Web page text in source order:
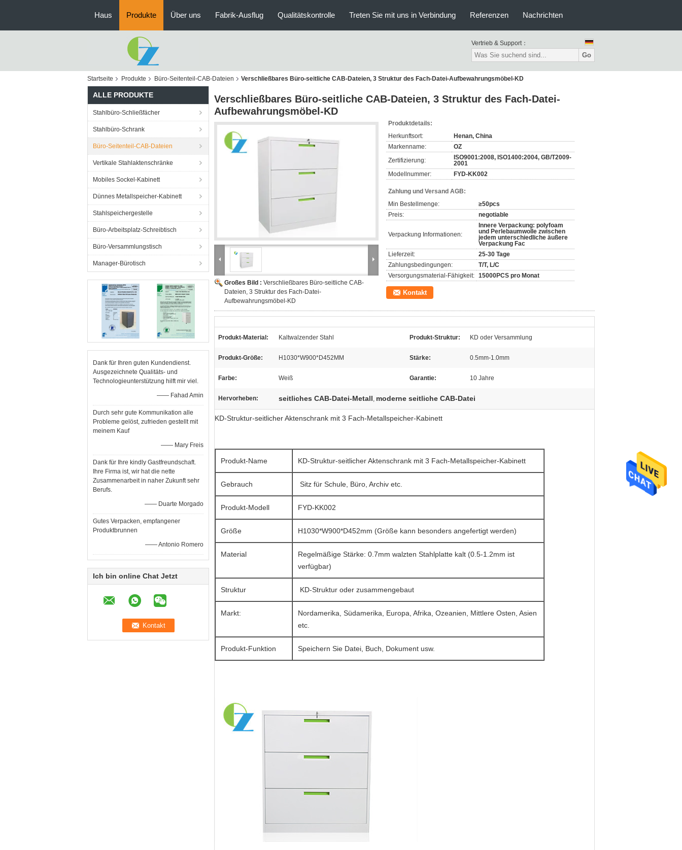
Haus Produkte Über uns Fabrik-Ausflug Qualitätskontrolle Treten Sie mit uns in Verbindung Referenzen Nachrichten
Vertrieb & Support：
Go
Startseite Produkte Büro-Seitenteil-CAB-Dateien Verschließbares Büro-seitliche CAB-Dateien, 3 Struktur des Fach-Datei-Aufbewahrungsmöbel-KD
ALLE PRODUKTE
Stahlbüro-Schließfächer
Stahlbüro-Schrank
Büro-Seitenteil-CAB-Dateien
Vertikale Stahlaktenschränke
Mobiles Sockel-Kabinett
Dünnes Metallspeicher-Kabinett
Stahlspeichergestelle
Büro-Arbeitsplatz-Schreibtisch
Büro-Versammlungstisch
Manager-Bürotisch
Dank für Ihren guten Kundendienst.
Ausgezeichnete Qualitäts- und
Technologieunterstützung hilft mir viel.
—— Fahad Amin
Durch sehr gute Kommunikation alle
Probleme gelöst, zufrieden gestellt mit
meinem Kauf
—— Mary Freis
Dank für Ihre kindly Gastfreundschaft.
Ihre Firma ist, wir hat die nette
Zusammenarbeit in naher Zukunft sehr
Berufs.
—— Duarte Morgado
Gutes Verpacken, empfangener
Produktbrunnen
—— Antonio Romero
Ich bin online Chat Jetzt
Verschließbares Büro-seitliche CAB-Dateien, 3 Struktur des Fach-Datei-
Aufbewahrungsmöbel-KD
Großes Bild : Verschließbares Büro-seitliche CAB-
Dateien, 3 Struktur des Fach-Datei-
Aufbewahrungsmöbel-KD
Produktdetails:
Herkunftsort:
Henan, China
Markenname:
OZ
Zertifizierung:
ISO9001:2008, ISO1400:2004, GB/T2009-
2001
Modellnummer:
FYD-KK002
Zahlung und Versand AGB:
Min Bestellmenge:
≥50pcs
Preis:
negotiable
Verpackung Informationen:
Innere Verpackung: polyfoam
und Perlebaumwolle zwischen
jedem unterschiedliche äußere
Verpackung Fac
Lieferzeit:
25-30 Tage
Zahlungsbedingungen:
T/T, L/C
Versorgungsmaterial-Fähigkeit: 15000PCS pro Monat
Kontakt
Produkt-Material: Kaltwalzender Stahl Produkt-Struktur: KD oder Versammlung
Produkt-Größe: H1030*W900*D452MM Stärke: 0.5mm-1.0mm
Farbe: Weiß Garantie: 10 Jahre
Hervorheben: seitliches CAB-Datei-Metall, moderne seitliche CAB-Datei
KD-Struktur-seitlicher Aktenschrank mit 3 Fach-Metallspeicher-Kabinett
Produkt-Name KD-Struktur-seitlicher Aktenschrank mit 3 Fach-Metallspeicher-Kabinett
Gebrauch Sitz für Schule, Büro, Archiv etc.
Produkt-Modell FYD-KK002
Größe H1030*W900*D452mm (Größe kann besonders angefertigt werden)
Material
Regelmäßige Stärke: 0.7mm walzten Stahlplatte kalt (0.5-1.2mm ist
verfügbar)
Struktur KD-Struktur oder zusammengebaut
Markt:
Nordamerika, Südamerika, Europa, Afrika, Ozeanien, Mittlere Osten, Asien
etc.
Produkt-Funktion Speichern Sie Datei, Buch, Dokument usw.